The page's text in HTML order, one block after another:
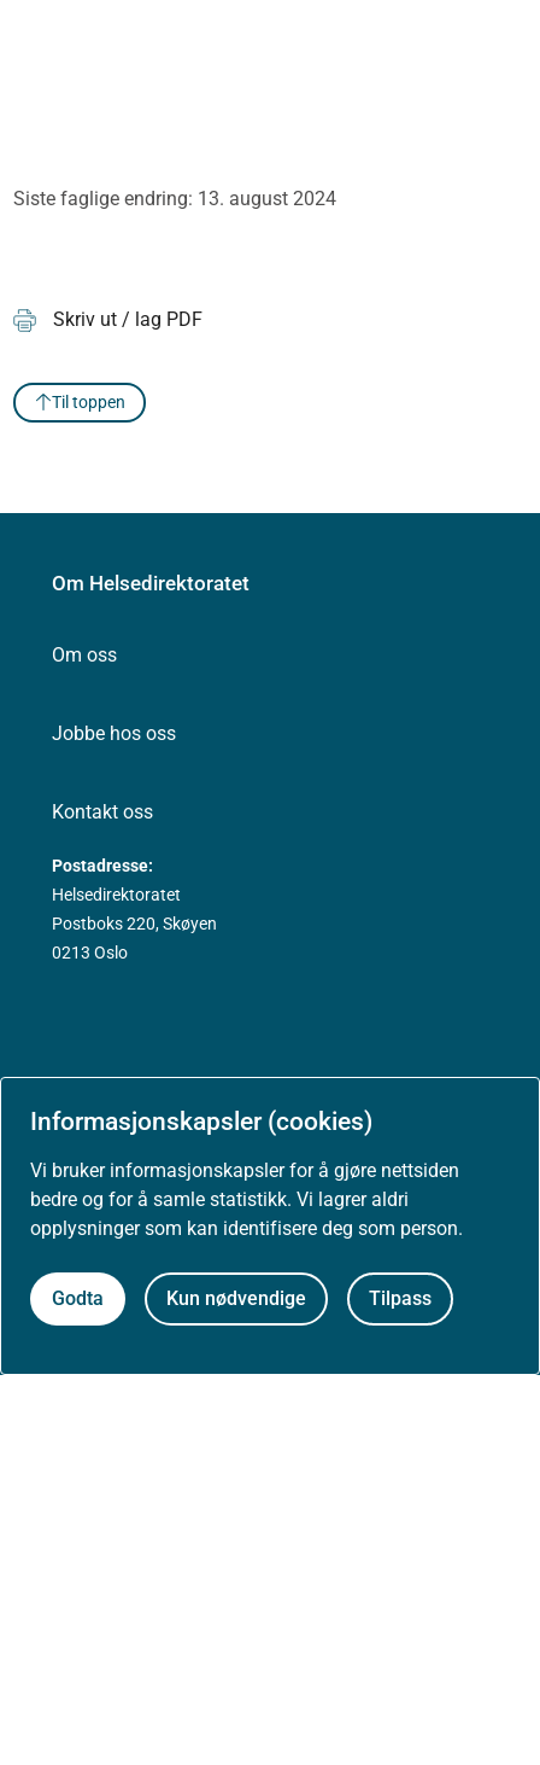
Informasjonskapsler (cookies)
Vi bruker informasjonskapsler for å gjøre nettsiden
bedre og for å samle statistikk. Vi lagrer aldri
opplysninger som kan identifisere deg som person.
Godta Kun nødvendige Tilpass
Siste faglige endring: 13. august 2024
Skriv ut / lag PDF
Til toppen
Om Helsedirektoratet
Om oss
Jobbe hos oss
Kontakt oss
Postadresse:
Helsedirektoratet
Postboks 220, Skøyen
0213 Oslo
Nyheter
Arrangementer
Høringer